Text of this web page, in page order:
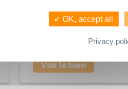
5 118
Voir le bien
✓ OK, accept all
Privacy